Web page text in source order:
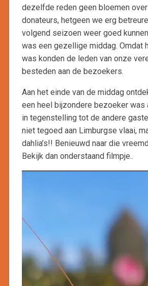
dezelfde reden geen bloemen
donateurs, hetgeen we erg
volgend seizoen weer goed
was een gezellige middag. Omdat
was konden de leden van onze
besteden aan de bezoekers.
Aan het einde van de middag
een heel bijzondere bezoeker was
in tegenstelling tot de andere
niet tegoed aan Limburgse vlaai,
dahlia’s!! Benieuwd naar die
Bekijk dan onderstaand filmpje..